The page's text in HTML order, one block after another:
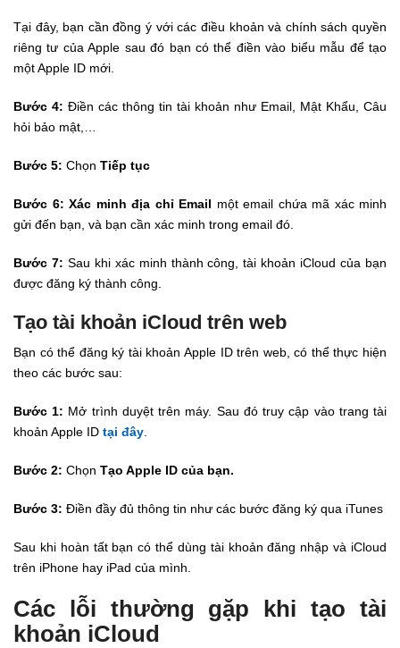
Tại đây, bạn cần đồng ý với các điều khoản và chính sách quyền
riêng tư của Apple sau đó bạn có thể điền vào biểu mẫu để tạo
một Apple ID mới.
Bước 4: Điền các thông tin tài khoản như Email, Mật Khẩu, Câu
hỏi bảo mật,…
Bước 5: Chọn Tiếp tục
Bước 6: Xác minh địa chỉ Email một email chứa mã xác minh
gửi đến bạn, và bạn cần xác minh trong email đó.
Bước 7: Sau khi xác minh thành công, tài khoản iCloud của bạn
được đăng ký thành công.
Tạo tài khoản iCloud trên web
Bạn có thể đăng ký tài khoản Apple ID trên web, có thể thực hiện
theo các bước sau:
Bước 1: Mở trình duyệt trên máy. Sau đó truy cập vào trang tài
khoản Apple ID tại đây
Bước 2: Chọn Tạo Apple ID của bạn.
Bước 3: Điền đầy đủ thông tin như các bước đăng ký qua iTunes
Sau khi hoàn tất bạn có thể dùng tài khoản đăng nhập và iCloud
trên iPhone hay iPad của mình.
Các lỗi thường gặp khi tạo tài
khoản iCloud